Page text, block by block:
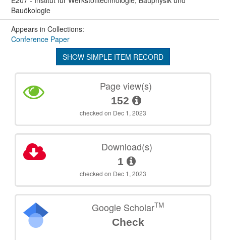
Bauökologie
Appears in Collections:
Conference Paper
SHOW SIMPLE ITEM RECORD
Page view(s)
152
checked on Dec 1, 2023
Download(s)
1
checked on Dec 1, 2023
Google ScholarTM
Check